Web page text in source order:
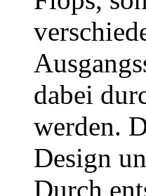
dabei
werden.
Design
Durch